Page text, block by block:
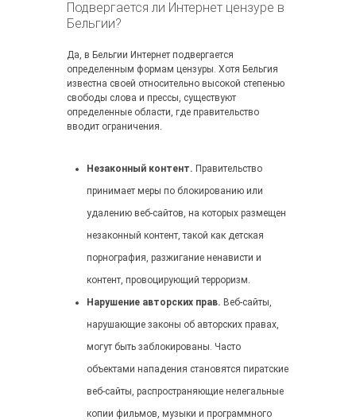
Подвергается ли Интернет цензуре в
Бельгии?
Да, в Бельгии Интернет подвергается
определенным формам цензуры. Хотя Бельгия
известна своей относительно высокой степенью
свободы слова и прессы, существуют
определенные области, где правительство
вводит ограничения.
Незаконный контент. Правительство
принимает меры по блокированию или
удалению веб-сайтов, на которых размещен
незаконный контент, такой как детская
порнография, разжигание ненависти и
контент, провоцирующий терроризм.
Нарушение авторских прав. Веб-сайты,
нарушающие законы об авторских правах,
могут быть заблокированы. Часто
объектами нападения становятся пиратские
веб-сайты, распространяющие нелегальные
копии фильмов, музыки и программного